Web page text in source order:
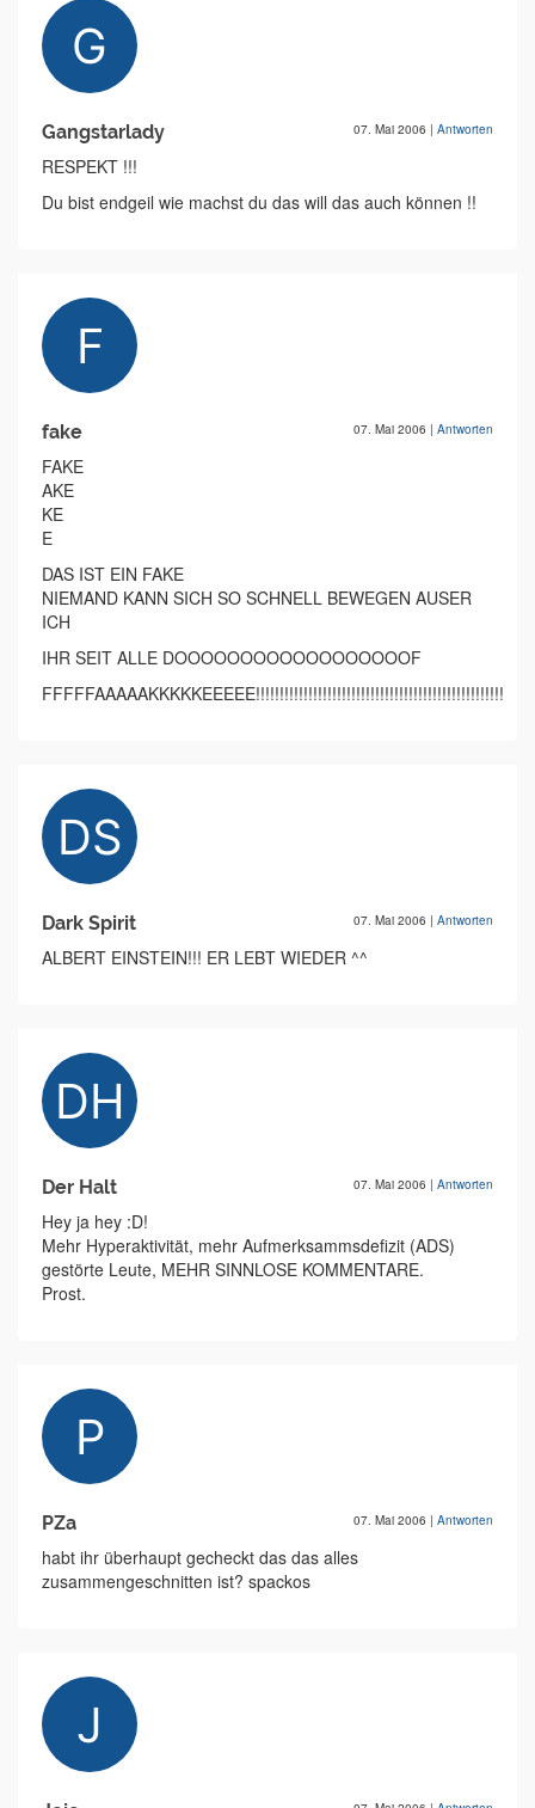
Gangstarlady 07. Mai 2006 | Antworten
RESPEKT !!!
Du bist endgeil wie machst du das will das auch können !!
fake 07. Mai 2006 | Antworten
FAKE
AKE
KE
E
DAS IST EIN FAKE
NIEMAND KANN SICH SO SCHNELL BEWEGEN AUSER
ICH
IHR SEIT ALLE DOOOOOOOOOOOOOOOOOOF
Dark Spirit 07. Mai 2006 | Antworten
ALBERT EINSTEIN!!! ER LEBT WIEDER ^^
Der Halt 07. Mai 2006 | Antworten
Hey ja hey :D!
Mehr Hyperaktivität, mehr Aufmerksammsdefizit (ADS)
gestörte Leute, MEHR SINNLOSE KOMMENTARE.
Prost.
PZa 07. Mai 2006 | Antworten
habt ihr überhaupt gecheckt das das alles
zusammengeschnitten ist? spackos